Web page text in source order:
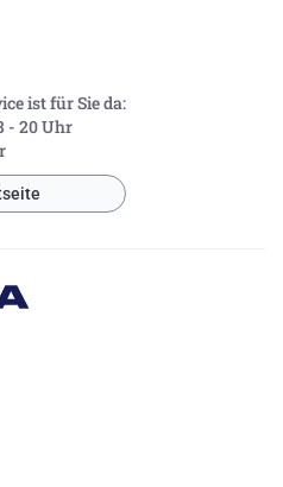
ist für Sie da:
- 20 Uhr